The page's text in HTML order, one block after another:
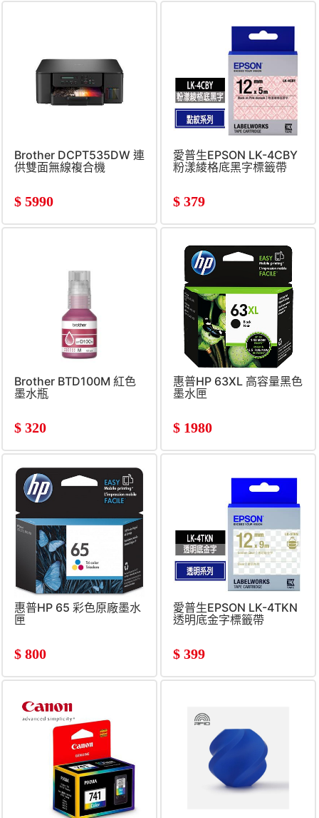
Brother DCPT535DW 連
供雙面無線複合機
$ 5990
愛普生EPSON LK-4CBY
粉漾綾格底黑字標籤帶
$ 379
Brother BTD100M 紅色
墨水瓶
$ 320
惠普HP 63XL 高容量黑色
墨水匣
$ 1980
惠普HP 65 彩色原廠墨水
匣
$ 800
愛普生EPSON LK-4TKN
透明底金字標籤帶
$ 399